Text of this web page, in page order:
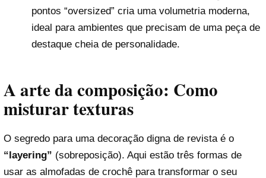
pontos “oversized” cria uma volumetria moderna,
ideal para ambientes que precisam de uma peça de
destaque cheia de personalidade.
A arte da composição: Como
misturar texturas
O segredo para uma decoração digna de revista é o
“layering” (sobreposição). Aqui estão três formas de
usar as almofadas de crochê para transformar o seu